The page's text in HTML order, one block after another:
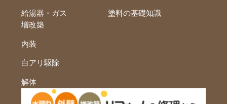
給湯器・ガス
塗料の基礎知識
増改築
内装
白アリ駆除
解体